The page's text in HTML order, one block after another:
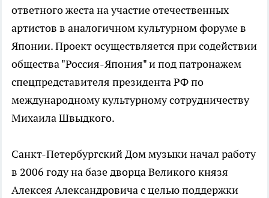
ответного жеста на участие отечественных
артистов в аналогичном культурном форуме в
Японии. Проект осуществляется при содействии
общества "Россия-Япония" и под патронажем
спецпредставителя президента РФ по
международному культурному сотрудничеству
Михаила Швыдкого.
Санкт-Петербургский Дом музыки начал работу
в 2006 году на базе дворца Великого князя
Алексея Александровича с целью поддержки